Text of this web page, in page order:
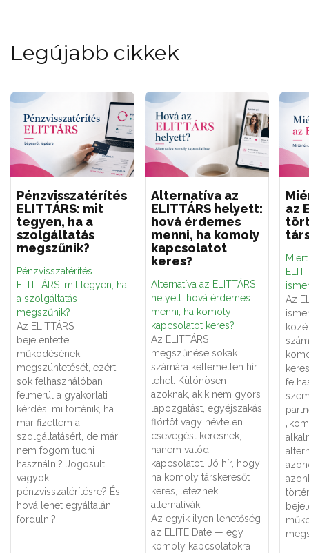
Legújabb cikkek
Pénzvisszatérítés
ELITTÁRS: mit
tegyen, ha a
szolgáltatás
megszűnik?
Pénzvisszatérítés
ELITTÁRS: mit tegyen, ha
a szolgáltatás
megszűnik?
Az ELITTÁRS
bejelentette
működésének
megszüntetését, ezért
sok felhasználóban
felmerül a gyakorlati
kérdés: mi történik, ha
már fizettem a
szolgáltatásért, de már
nem fogom tudni
használni? Jogosult
vagyok
pénzvisszatérítésre? És
hová lehet egyáltalán
fordulni?
Alternatíva az
ELITTÁRS helyett:
hová érdemes
menni, ha komoly
kapcsolatot
keres?
Alternatíva az ELITTÁRS
helyett: hová érdemes
menni, ha komoly
kapcsolatot keres?
Az ELITTÁRS
megszűnése sokak
számára kellemetlen hír
lehet. Különösen
azoknak, akik nem gyors
lapozgatást, egyéjszakás
flörtöt vagy névtelen
csevegést keresnek,
hanem valódi
kapcsolatot. Jó hír, hogy
ha komoly társkeresőt
keres, léteznek
alternatívák.
Az egyik ilyen lehetőség
az ELITE Date — egy
komoly kapcsolatokra
az
Az